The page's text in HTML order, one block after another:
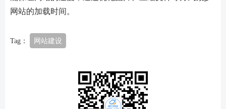
网站的加载时间。
Tag： 网站建设